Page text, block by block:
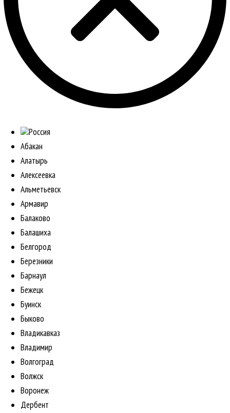
Россия
Абакан
Алатырь
Алексеевка
Альметьевск
Армавир
Балаково
Балашиха
Белгород
Березники
Барнаул
Бежецк
Буинск
Быково
Владикавказ
Владимир
Волгоград
Волжск
Воронеж
Дербент